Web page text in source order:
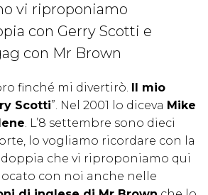
vi riproponiamo
con Gerry Scotti e
con Mr Brown
finché mi divertirò.
Il mio
Scotti”. Nel 2001 lo diceva Mike
. L’8 settembre sono dieci
lo vogliamo ricordare con la
che vi riproponiamo qui
con noi anche nelle